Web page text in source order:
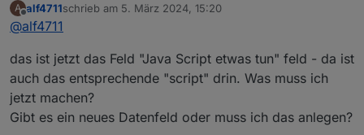
Ok, und dann habe ich einen Baustein "Java-Script-
dürfte ich hoffentlich ein Datenfeld haben wo ich die
daten ablesen kann oder?
A
Offline
alf4711schrieb am 5. März 2024, 15:20
zuletzt editiert von
@alf4711
das ist jetzt das Feld "Java Script etwas tun" feld - da ist
auch das entsprechende "script" drin. Was muss ich
jetzt machen?
Gibt es ein neues Datenfeld oder muss ich das anlegen?